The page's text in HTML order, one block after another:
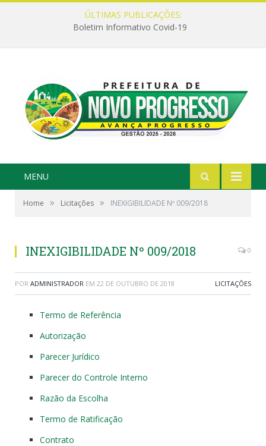
ÚLTIMAS PUBLICAÇÕES:
Boletim Informativo Covid-19
MENU
Home » Licitações » INEXIGIBILIDADE Nº 009/2018
INEXIGIBILIDADE Nº 009/2018 0
POR ADMINISTRADOR EM 22 DE OUTUBRO DE 2018 LICITAÇÕES
Termo de Referência
Autorização
Parecer Jurídico
Parecer do Controle Interno
Razão da Escolha
Termo de Ratificação
Contrato